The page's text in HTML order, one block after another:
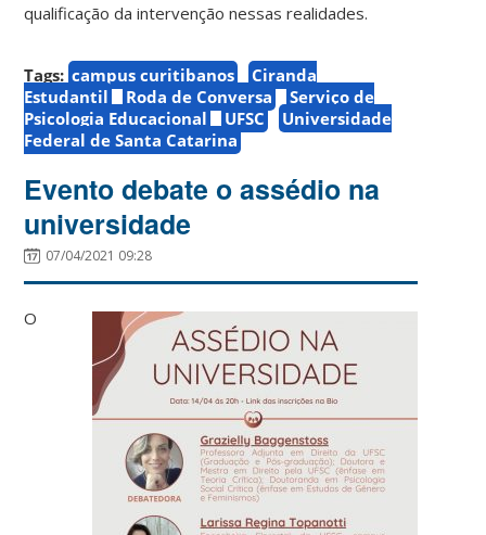
qualificação da intervenção nessas realidades.
Tags: campus curitibanos
Ciranda
Estudantil
Roda de Conversa
Serviço de
Psicologia Educacional
UFSC
Universidade
Federal de Santa Catarina
Evento debate o assédio na
universidade
07/04/2021 09:28
O